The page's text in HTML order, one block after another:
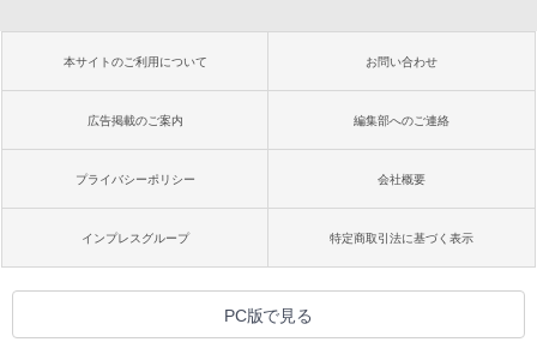
本サイトのご利用について お問い合わせ
広告掲載のご案内 編集部へのご連絡
プライバシーポリシー 会社概要
インプレスグループ 特定商取引法に基づく表示
PC版で見る